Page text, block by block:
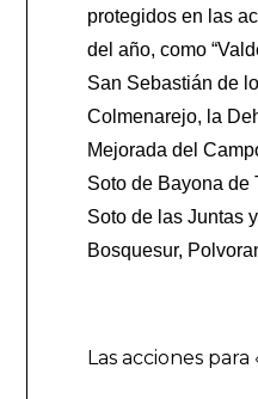
protegidos en las
del año, como
San Sebastián de
Colmenarejo, la
Mejorada del
Soto de Bayona de
Soto de las Juntas
Bosquesur,
Las acciones para